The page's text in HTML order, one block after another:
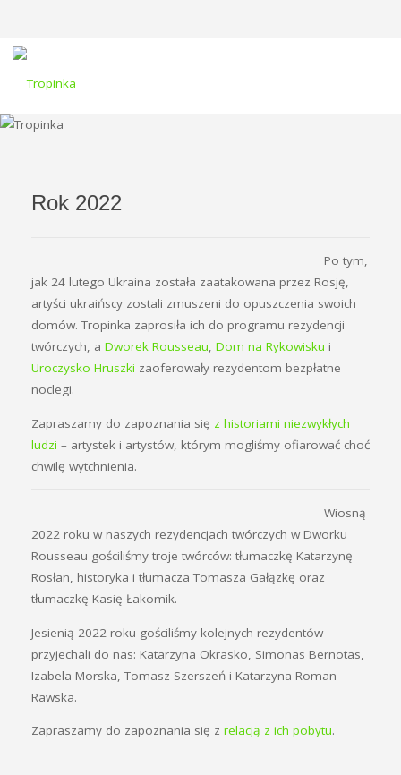
Rok 2022
Po tym,
jak 24 lutego Ukraina została zaatakowana przez Rosję,
artyści ukraińscy zostali zmuszeni do opuszczenia swoich
domów. Tropinka zaprosiła ich do programu rezydencji
twórczych, a Dworek Rousseau, Dom na Rykowisku i
Uroczysko Hruszki zaoferowały rezydentom bezpłatne
noclegi.
Zapraszamy do zapoznania się z historiami niezwykłych
ludzi – artystek i artystów, którym mogliśmy ofiarować choć
chwilę wytchnienia.
Wiosną
2022 roku w naszych rezydencjach twórczych w Dworku
Rousseau gościliśmy troje twórców: tłumaczkę Katarzynę
Rosłan, historyka i tłumacza Tomasza Gałązkę oraz
tłumaczkę Kasię Łakomik.
Jesienią 2022 roku gościliśmy kolejnych rezydentów –
przyjechali do nas: Katarzyna Okrasko, Simonas Bernotas,
Izabela Morska, Tomasz Szerszeń i Katarzyna Roman-
Rawska.
Zapraszamy do zapoznania się z relacją z ich pobytu.